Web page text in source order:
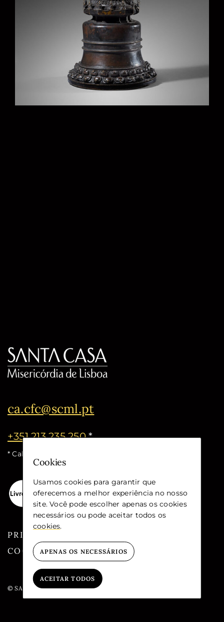
ca.cfc@scml.pt
+351 213 235 250*
* Call cost for the national fixed network
PRIVACY
COOKIES
© SANTA CASA DA MISERICÓRDIA DE LISBOA
Cookies
Usamos cookies para garantir que
oferecemos a melhor experiência no nosso
site. Você pode escolher apenas os cookies
necessários ou pode aceitar todos os
cookies.
APENAS OS NECESSÁRIOS
ACEITAR TODOS